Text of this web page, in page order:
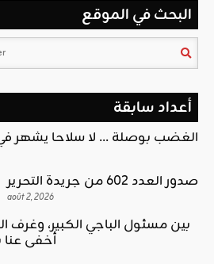
البحث في الموقع
أعداد سابقة
الغضب بوصلة … لا سلاحا يشهر في
صدور العدد 602 من جريدة التحرير
août 2, 2026
بين مسئول الباجي الكبير، وغرف
أخفى عنا